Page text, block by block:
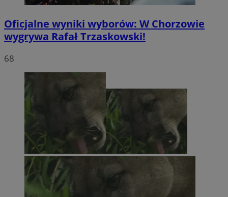
Oficjalne wyniki wyborów: W Chorzowie
wygrywa Rafał Trzaskowski!
68